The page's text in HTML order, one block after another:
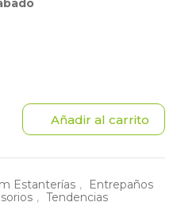
Añadir al carrito
Estanterías ,
Entrepaños
, Tendencias